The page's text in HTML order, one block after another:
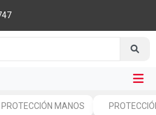
PROTECCIÓN MANOS